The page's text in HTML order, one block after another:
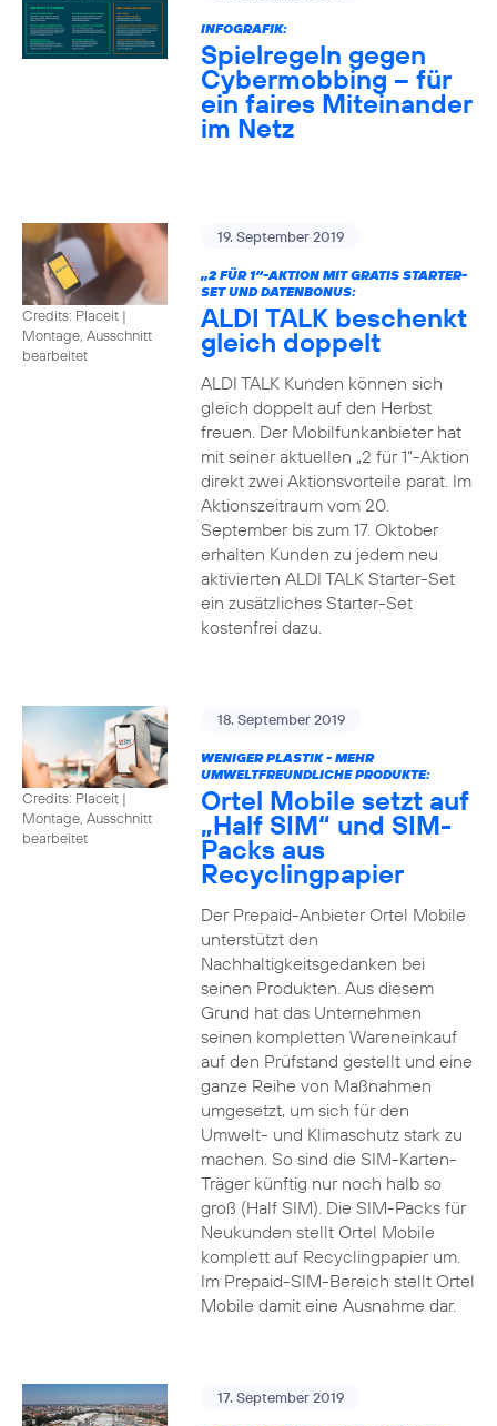
INFOGRAFIK:
Spielregeln gegen
Cybermobbing – für
ein faires Miteinander
im Netz
Credits: Placeit |
Montage, Ausschnitt
bearbeitet
19. September 2019
„2 FÜR 1“-AKTION MIT GRATIS STARTER-
SET UND DATENBONUS:
ALDI TALK beschenkt
gleich doppelt
ALDI TALK Kunden können sich
gleich doppelt auf den Herbst
freuen. Der Mobilfunkanbieter hat
mit seiner aktuellen „2 für 1“-Aktion
direkt zwei Aktionsvorteile parat. Im
Aktionszeitraum vom 20.
September bis zum 17. Oktober
erhalten Kunden zu jedem neu
aktivierten ALDI TALK Starter-Set
ein zusätzliches Starter-Set
kostenfrei dazu.
Credits: Placeit |
Montage, Ausschnitt
bearbeitet
18. September 2019
WENIGER PLASTIK - MEHR
UMWELTFREUNDLICHE PRODUKTE:
Ortel Mobile setzt auf
„Half SIM“ und SIM-
Packs aus
Recyclingpapier
Der Prepaid-Anbieter Ortel Mobile
unterstützt den
Nachhaltigkeitsgedanken bei
seinen Produkten. Aus diesem
Grund hat das Unternehmen
seinen kompletten Wareneinkauf
auf den Prüfstand gestellt und eine
ganze Reihe von Maßnahmen
umgesetzt, um sich für den
Umwelt- und Klimaschutz stark zu
machen. So sind die SIM-Karten-
Träger künftig nur noch halb so
groß (Half SIM). Die SIM-Packs für
Neukunden stellt Ortel Mobile
komplett auf Recyclingpapier um.
Im Prepaid-SIM-Bereich stellt Ortel
Mobile damit eine Ausnahme dar.
17. September 2019